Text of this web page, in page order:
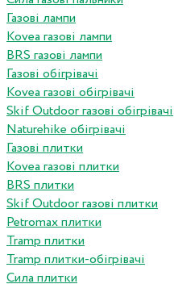
Газові лампи
Kovea газові лампи
BRS газові лампи
Газові обігрівачі
Kovea газові обігрівачі
Skif Outdoor газові обігрівачі
Naturehike обігрівачі
Газові плитки
Kovea газові плитки
BRS плитки
Skif Outdoor газові плитки
Petromax плитки
Tramp плитки
Tramp плитки-обігрівачі
Сила плитки